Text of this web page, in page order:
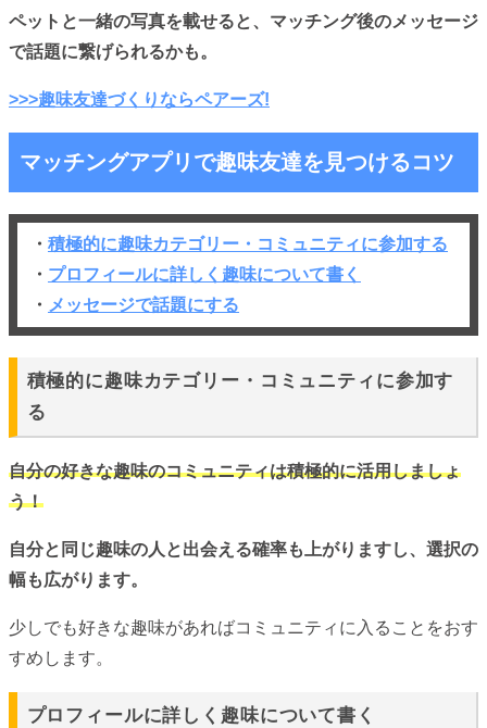
ペットと一緒の写真を載せると、マッチング後のメッセージ
で話題に繋げられるかも。
>>>趣味友達づくりならペアーズ!
マッチングアプリで趣味友達を見つけるコツ
・ 積極的に趣味カテゴリー・コミュニティに参加する
・ プロフィールに詳しく趣味について書く
・ メッセージで話題にする
積極的に趣味カテゴリー・コミュニティに参加す
る
自分の好きな趣味のコミュニティは積極的に活用しましょ
う！
自分と同じ趣味の人と出会える確率も上がりますし、選択の
幅も広がります。
少しでも好きな趣味があればコミュニティに入ることをおす
すめします。
プロフィールに詳しく趣味について書く